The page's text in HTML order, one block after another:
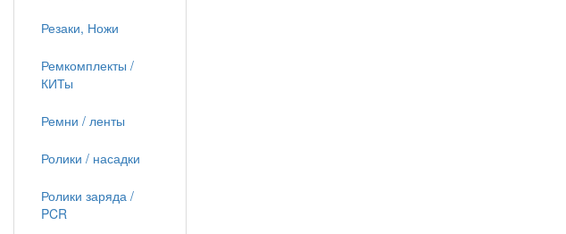
Резаки, Ножи
Ремкомплекты /
КИТы
Ремни / ленты
Ролики / насадки
Ролики заряда /
PCR